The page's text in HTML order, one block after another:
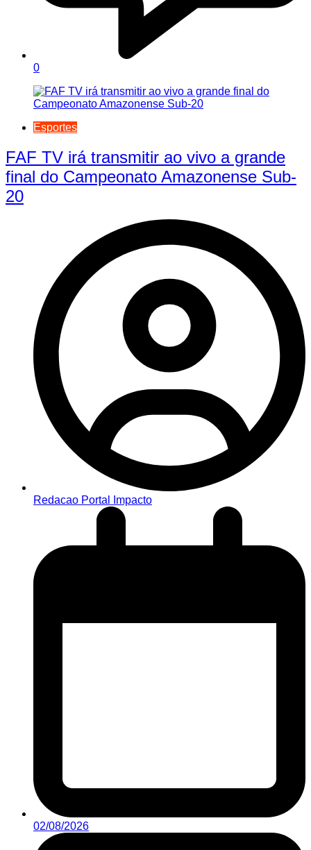
0
Esportes
FAF TV irá transmitir ao vivo a grande
final do Campeonato Amazonense Sub-
20
Redacao Portal Impacto
02/08/2026